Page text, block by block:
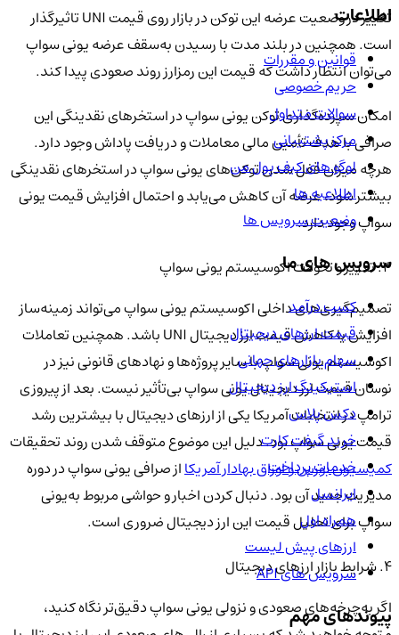
تغییر در وضعیت عرضه این توکن در بازار روی قیمت UNI تاثیرگذار
است. همچنین در بلند مدت با رسیدن به‌سقف عرضه یونی سواپ
می‌توان انتظار داشت که قیمت این رمزارز روند صعودی پیدا کند.
امکان سپرده‌گذاری توکن یونی سواپ در استخرهای نقدینگی این
صرافی با هدف تأمین مالی معاملات و دریافت پاداش وجود دارد.
هرچه میزان قفل شدن توکن‌های یونی سواپ در استخرهای نقدینگی
بیشتر شود، عرضه آن کاهش می‌یابد و احتمال افزایش قیمت یونی
سواپ وجود دارد.
۳. تغییر و تحولات اکوسیستم یونی سواپ
تصمیم‌گیری‌های داخلی اکوسیستم یونی سواپ می‌تواند زمینه‌ساز
افزایش یا کاهش قیمت ارز دیجیتال UNI باشد. همچنین تعاملات
اکوسیستم یونی سواپ با سایر پروژه‌ها و نهادهای قانونی نیز در
نوسان قیمت ارز دیجیتال یونی سواپ بی‌تأثیر نیست. بعد از پیروزی
ترامپ در انتخابات آمریکا یکی از ارزهای دیجیتال با بیشترین رشد
قیمت یونی سواپ بود. دلیل این موضوع متوقف شدن روند تحقیقات
کمیسیون بورس و اوراق بهادار آمریکااز صرافی یونی سواپ در دوره
مدیریت جدید آن بود. دنبال کردن اخبار و حواشی مربوط به‌یونی
سواپ برای تحلیل قیمت این ارز دیجیتال ضروری است.
۴. شرایط بازار ارزهای دیجیتال
اگر به‌چرخه‌های صعودی و نزولی یونی سواپ دقیق‌تر نگاه کنید،
اطلاعات
قوانین و مقررات
حریم خصوصی
سوالات متداول
مرکز پشتیبانی
لوگو های کیف پول من
اطلاعیه ها
وضعیت سرویس ها
سرویس های ما
کسب درآمد
قیمت ارزهای دیجیتال
سهام بازارهای جهانی
استیکینگ ارز دیجیتال
دکس پلاس
خرید گیفت کارت
خدمات پرداخت
ایرانسل
همراه اول
ارزهای پیش لیست
سرویس های API
پیوندهای مهم